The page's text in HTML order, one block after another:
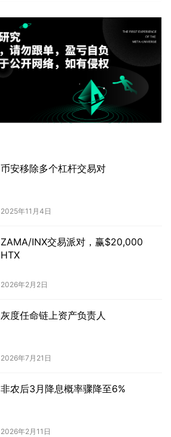
币安移除多个杠杆交易对
2025年11月4日
ZAMA/INX交易派对，赢$20,000
HTX
2026年2月2日
灰度任命链上资产负责人
2026年7月21日
非农后3月降息概率骤降至6%
2026年2月11日